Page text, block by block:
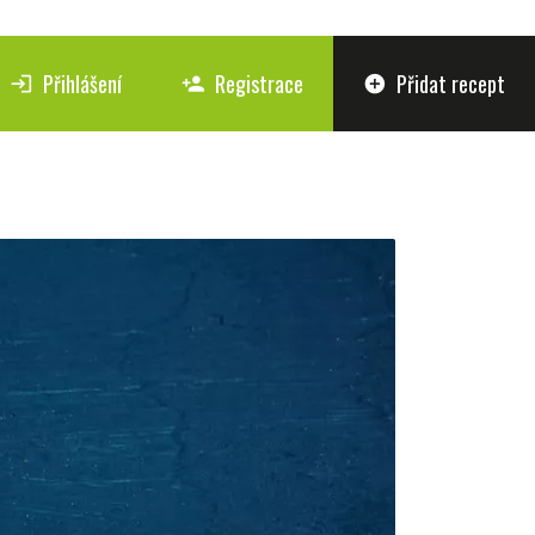
login Přihlášení person_add Registrace add_circle Přidat recept